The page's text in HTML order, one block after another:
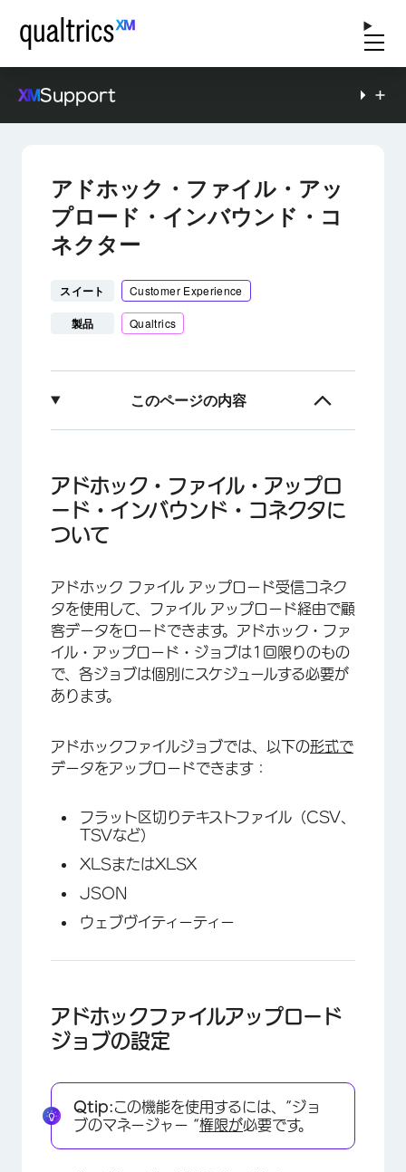
Support
アドホック・ファイル・アッ
プロード・インバウンド・コ
ネクター
スイート Customer Experience
製品 Qualtrics
このページの内容
アドホックファイルアップロードジョブの設定
デフォルトのデータマッピング
アドホック・ファイル・アップロ
ード・インバウンド・コネクタに
ついて
アドホック ファイル アップロード受信コネク
タを使用して、ファイル アップロード経由で顧
客データをロードできます。アドホック・ファ
イル・アップロード・ジョブは1回限りのもの
で、各ジョブは個別にスケジュールする必要が
あります。
アドホックファイルジョブでは、以下の形式で
データをアップロードできます：
フラット区切りテキストファイル（CSV、
TSVなど）
XLSまたはXLSX
JSON
ウェブヴイティーティー
アドホックファイルアップロード
ジョブの設定
Qtip:この機能を使用するには、”ジョ
ブのマネージャー “権限が必要です。